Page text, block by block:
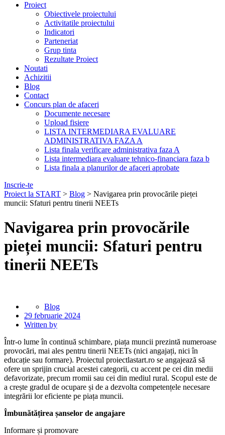
Proiect
Obiectivele proiectului
Activitatile proiectului
Indicatori
Parteneriat
Grup tinta
Rezultate Proiect
Noutati
Achizitii
Blog
Contact
Concurs plan de afaceri
Documente necesare
Upload fisiere
LISTA INTERMEDIARA EVALUARE
ADMINISTRATIVA FAZA A
Lista finala verificare administrativa faza A
Lista intermediara evaluare tehnico-financiara faza b
Lista finala a planurilor de afaceri aprobate
Inscrie-te
Proiect la START > Blog > Navigarea prin provocările pieței
muncii: Sfaturi pentru tinerii NEETs
Navigarea prin provocările
pieței muncii: Sfaturi pentru
tinerii NEETs
Blog
29 februarie 2024
Written by
Într-o lume în continuă schimbare, piața muncii prezintă numeroase
provocări, mai ales pentru tinerii NEETs (nici angajați, nici în
educație sau formare). Proiectul proiectlastart.ro se angajează să
ofere un sprijin crucial acestei categorii, cu accent pe cei din medii
defavorizate, precum rromii sau cei din mediul rural. Scopul este de
a crește gradul de ocupare și de a dezvolta competențele necesare
integrării lor eficiente pe piața muncii.
Îmbunătățirea șanselor de angajare
Informare și promovare